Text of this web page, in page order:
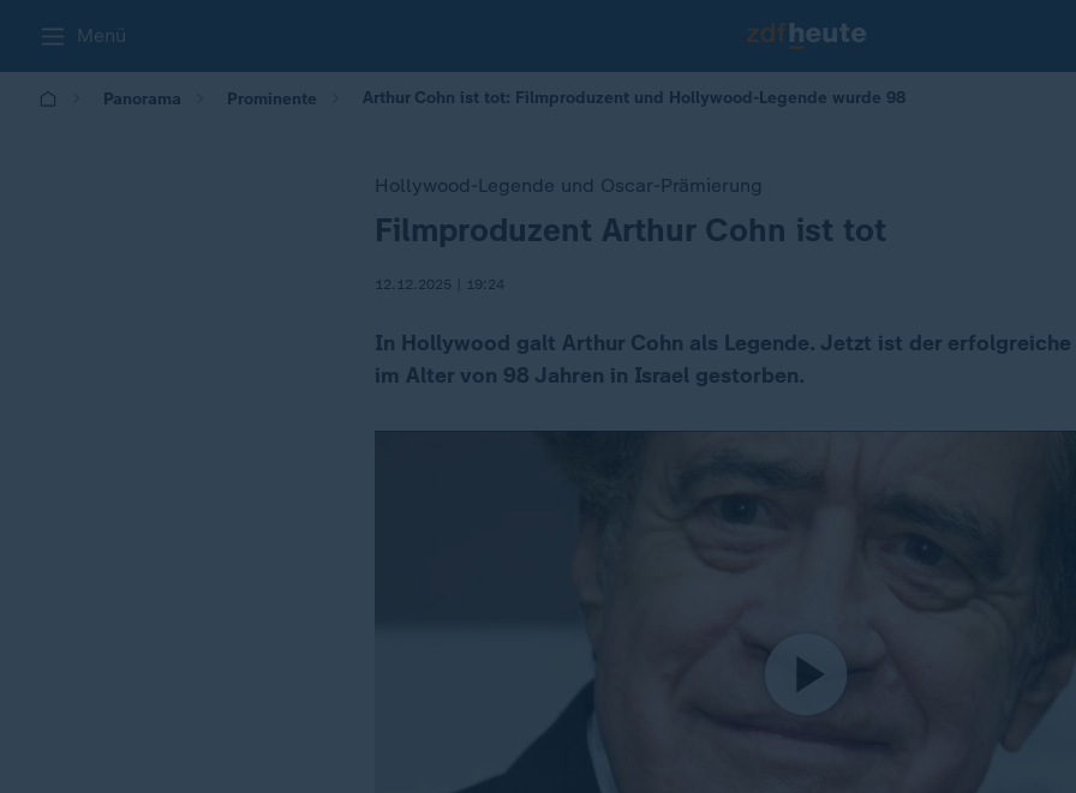
Menü
Panorama Prominente Arthur Cohn ist tot: Filmproduzent und Hollywood-Legende wurde 98
Hollywood-Legende und Oscar-Prämierung
:Filmproduzent Arthur Cohn ist tot
12.12.2025 | 19:24
In Hollywood galt Arthur Cohn als Legende. Jetzt ist der
im Alter von 98 Jahren in Israel gestorben.